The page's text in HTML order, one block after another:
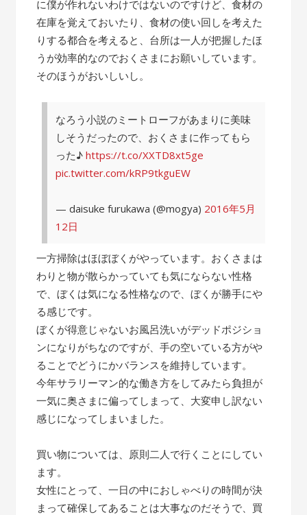
に僕が作れないわけではないのですけど、食材の
在庫を覚えておいたり、食材の使い回しを考えた
りする都合を考えると、台所は一人が把握したほ
うが効率的なのでおくさまにお願いしています。
そのほうがおいしいし。
なろう小説のミートローフがあまりに美味
しそうだったので、おくさまに作ってもら
った♪https://t.co/XXTD8xt5ge
pic.twitter.com/kRP9tkguEW
— daisuke furukawa (@mogya) 2016年5月
12日
一方掃除はほぼぼくがやっています。おくさまは
わりと物が散らかっていても気にならない性格
で、ぼくは気になる性格なので、ぼくが勝手にや
る感じです。
ぼくが得意じゃないお風呂洗いがデッドポジショ
ンになりがちなのですが、手の空いている方がや
ることでどうにかバランスを維持しています。
今年サラリーマン的な働き方をしてみたら負担が
一気に奥さまに偏ってしまって、大変申し訳ない
感じになってしまいました。
買い物については、原則二人で行くことにしてい
ます。
女性にとって、一日の中におしゃべりの時間が決
まって確保してあることは大事なのだそうで、買